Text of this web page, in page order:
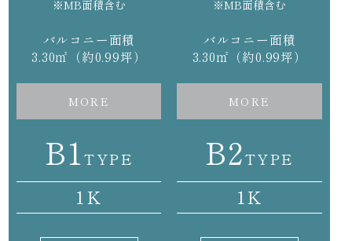
※MB面積含む
バルコニー面積
3.30㎡（約0.99坪）
MORE
※MB面積含む
バルコニー面積
3.30㎡（約0.99坪）
MORE
B1TYPE
1K
B2TYPE
1K